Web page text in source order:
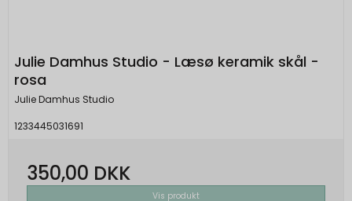
Julie Damhus Studio - Læsø keramik skål -
rosa
Julie Damhus Studio
1233445031691
350,00 DKK
Vis produkt